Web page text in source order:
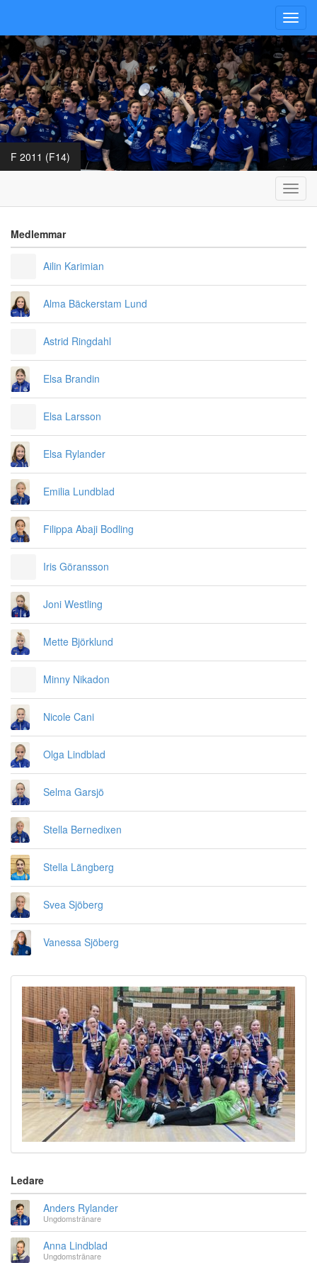
F 2011 (F14)
Medlemmar
Ailin Karimian
Alma Bäckerstam Lund
Astrid Ringdahl
Elsa Brandin
Elsa Larsson
Elsa Rylander
Emilia Lundblad
Filippa Abaji Bodling
Iris Göransson
Joni Westling
Mette Björklund
Minny Nikadon
Nicole Cani
Olga Lindblad
Selma Garsjö
Stella Bernedixen
Stella Längberg
Svea Sjöberg
Vanessa Sjöberg
Ledare
Anders Rylander
Ungdomstränare
Anna Lindblad
Ungdomstränare